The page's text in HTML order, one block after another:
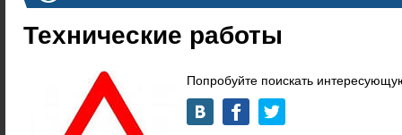
Технические работы
Попробуйте поискать